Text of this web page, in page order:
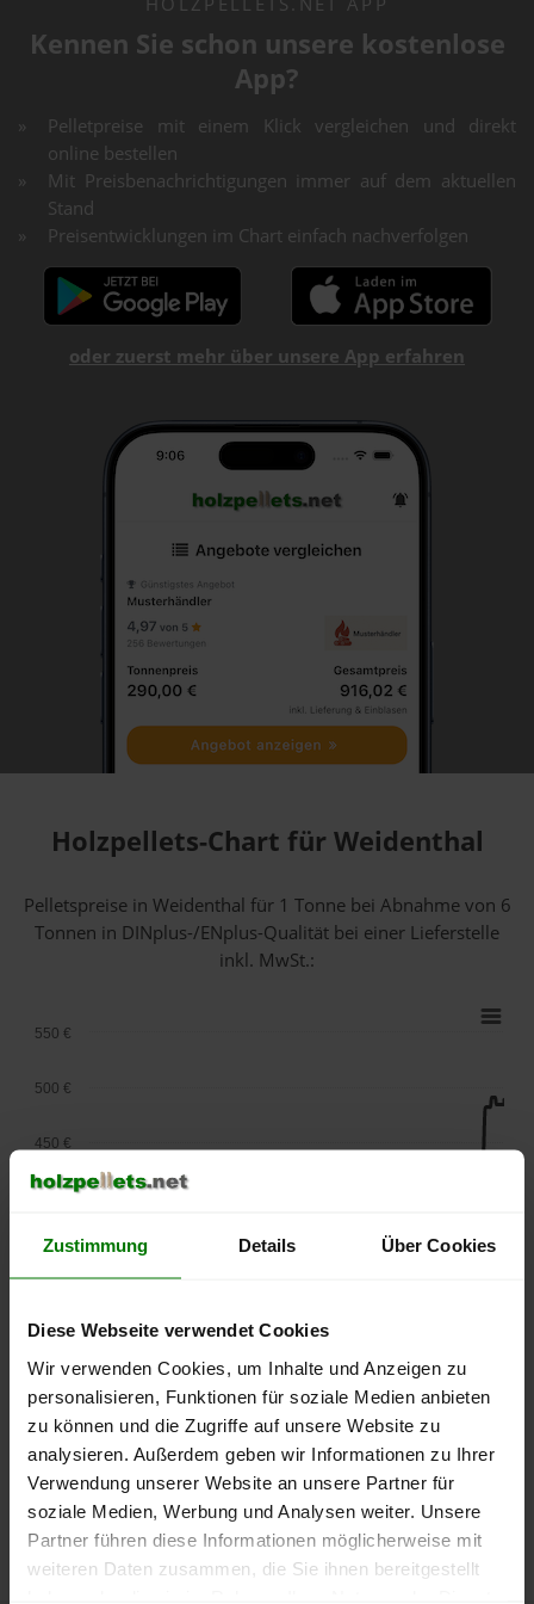
Zustimmung Details Über Cookies
Diese Webseite verwendet Cookies
Wir verwenden Cookies, um Inhalte und Anzeigen zu
personalisieren, Funktionen für soziale Medien anbieten
zu können und die Zugriffe auf unsere Website zu
analysieren. Außerdem geben wir Informationen zu Ihrer
Verwendung unserer Website an unsere Partner für
soziale Medien, Werbung und Analysen weiter. Unsere
Partner führen diese Informationen möglicherweise mit
weiteren Daten zusammen, die Sie ihnen bereitgestellt
Kennen Sie schon unsere kostenlose
App?
Pelletpreise mit einem Klick vergleichen und direkt
online bestellen
Mit Preisbenachrichtigungen immer auf dem aktuellen
Stand
Preisentwicklungen im Chart einfach nachverfolgen
oder zuerst mehr über unsere App erfahren
Holzpellets-Chart für Weidenthal
Pelletspreise in Weidenthal für 1 Tonne bei Abnahmevon 6
Tonnen in DINplus-/ENplus-Qualität bei einer Lieferstelle
inkl. MwSt.:
lose Ware Sackware
September
2025
Januar
2026
Mai
2026
250 €
350 €
450 €
500 €
550 €
Die aktuelle Preisentwicklung für Holzpellets in Deutschland
können Sie jederzeit auf unsererPelletspreise-Seite
nachvollziehen.